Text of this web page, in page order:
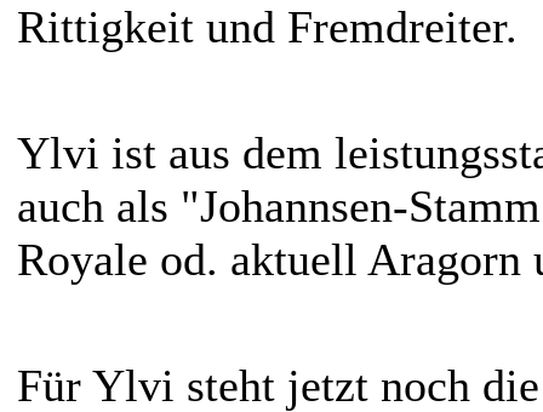
Rittigkeit und Fremdreiter.
Ylvi ist aus dem
auch als "Johannsen-
Royale od. aktuell
Für Ylvi steht jetzt noch